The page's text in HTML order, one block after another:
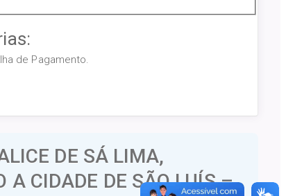
de Pagamento.
DE SÁ LIMA,
A CIDADE DE SÃO LUÍS –